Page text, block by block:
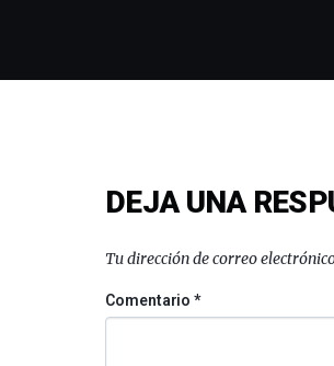
DEJA UNA
Tu dirección de correo
Comentario*